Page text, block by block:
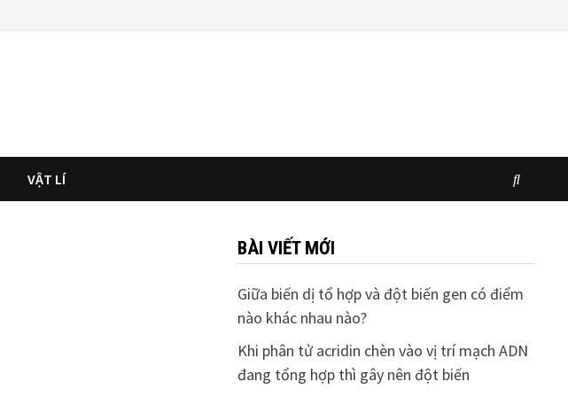
VẬT LÍ
BÀI VIẾT MỚI
Giữa biến dị tổ hợp và đột biến gen có điểm
nào khác nhau nào?
Khi phân tử acridin chèn vào vị trí mạch ADN
đang tổng hợp thì gây nên đột biến